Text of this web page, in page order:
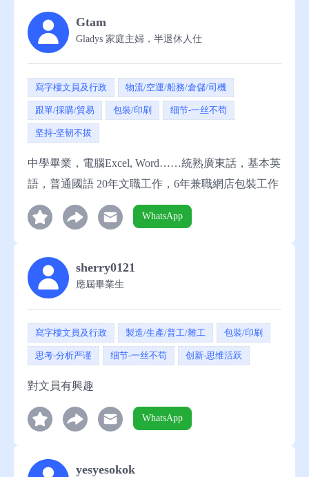
Gtam
Gladys 家庭主婦，半退休人仕
寫字樓文員及行政 物流/空運/船務/倉儲/司機
跟單/採購/貿易 包裝/印刷 细节-一丝不苟
坚持-坚韧不拔
中學畢業，電腦Excel, Word……統熟廣東話，基本英
語，普通國語 20年文職工作，6年兼職網店包裝工作
WhatsApp
sherry0121
應屆畢業生
寫字樓文員及行政 製造/生產/普工/雜工 包裝/印刷
思考-分析严谨 细节-一丝不苟 创新-思维活跃
對文員有興趣
WhatsApp
yesyesokok